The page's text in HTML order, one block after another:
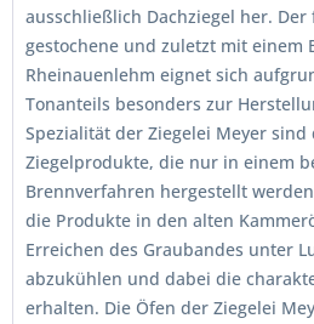
ausschließlich Dachziegel her.
gestochene und zuletzt mit einem
Rheinauenlehm eignet sich
Tonanteils besonders zur
Spezialität der Ziegelei Meyer
Ziegelprodukte, die nur in einem
Brennverfahren hergestellt
die Produkte in den alten
Erreichen des Graubandes unter
abzukühlen und dabei die
erhalten. Die Öfen der Ziegelei